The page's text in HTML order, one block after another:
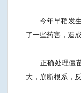
今年早稻发生
了一些药害，造
正确处理僵苗
大，崩断根系，